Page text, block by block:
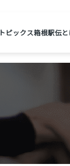
トピックス箱根駅伝と